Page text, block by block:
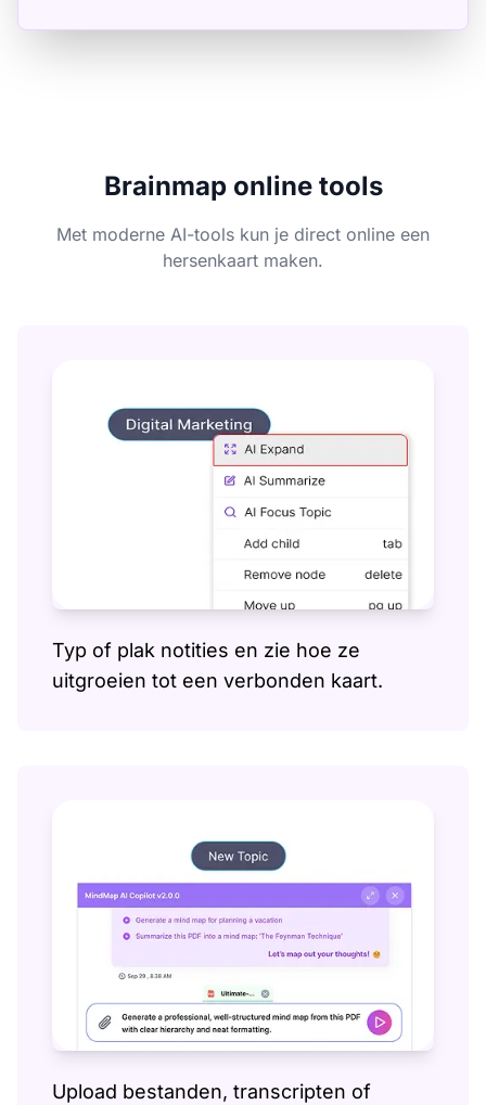
Brainmap online tools
Met moderne AI-tools kun je direct online een
hersenkaart maken.
Typ of plak notities en zie hoe ze
uitgroeien tot een verbonden kaart.
Upload bestanden, transcripten of